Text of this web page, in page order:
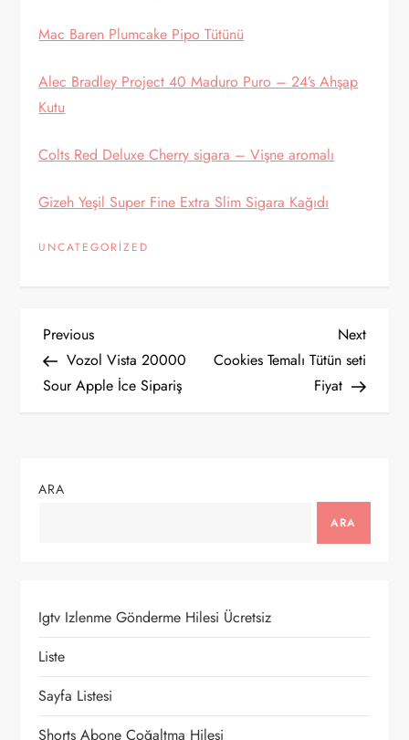
Mac Baren Plumcake Pipo Tütünü
Alec Bradley Project 40 Maduro Puro – 24’s Ahşap
Kutu
Colts Red Deluxe Cherry sigara – Vişne aromalı
Gizeh Yeşil Super Fine Extra Slim Sigara Kağıdı
UNCATEGORIZED
Y
a
i
n
m
Previous
Post
Previous
Vozol Vista 20000
Sour Apple İce Sipariş
Next
Post
Next
Cookies Temalı Tütün seti
Fiyat
ARA
ARA
Igtv Izlenme Gönderme Hilesi Ücretsiz
Liste
Sayfa Listesi
Shorts Abone Çoğaltma Hilesi